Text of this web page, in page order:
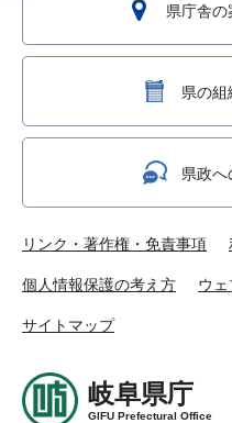
県庁舎の
県の組
県政へ
リンク・著作権・免責事項
個人情報保護の考え方 ウ
サイトマップ
岐阜県庁
GIFU Prefectural Office